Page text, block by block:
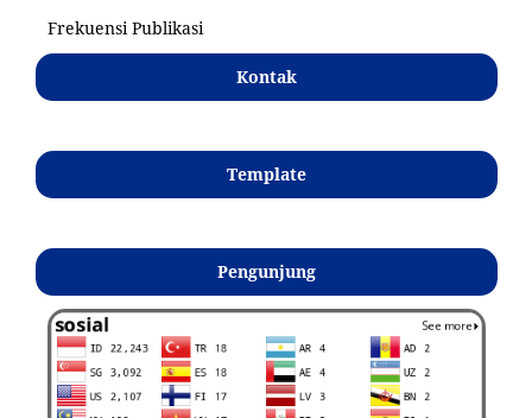
Frekuensi Publikasi
Kontak
Template
Pengunjung